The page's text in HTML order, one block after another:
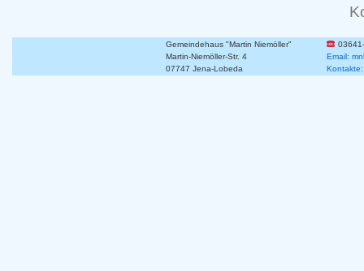
Gemeindehaus "Martin Niemöller"
Martin-Niemöller-Str. 4
Email:
07747 Jena-Lobeda